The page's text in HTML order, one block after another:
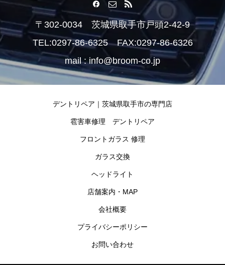
〒302-0034 茨城県取手市戸頭2-42-9
TEL:0297-86-6325 FAX:0297-86-6326
mail : info@broom-co.jp
デントリペア｜茨城県取手市の専門店
雹害車修理 デントリペア
フロントガラス 修理
ガラス交換
ヘッドライト
店舗案内・MAP
会社概要
プライバシーポリシー
お問い合わせ